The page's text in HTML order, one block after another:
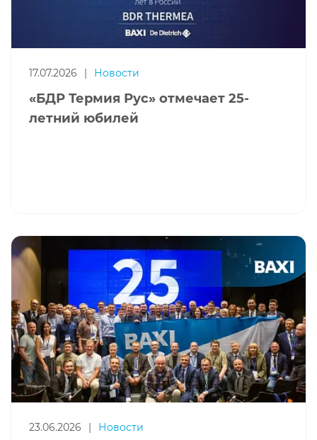
17.07.2026 | Новости
«БДР Термия Рус» отмечает 25-
летний юбилей
23.06.2026 | Новости